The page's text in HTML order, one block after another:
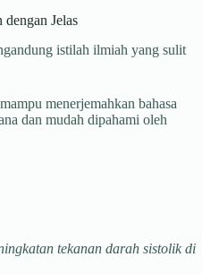
dengan Jelas
istilah ilmiah yang sulit
menerjemahkan bahasa
dan mudah dipahami oleh
tekanan darah sistolik di